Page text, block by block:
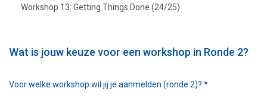
Workshop 13: Getting Things Done (24/25)
Wat is jouw keuze voor een workshop in Ronde 2?
Voor welke workshop wil jij je aanmelden (ronde 2)? *